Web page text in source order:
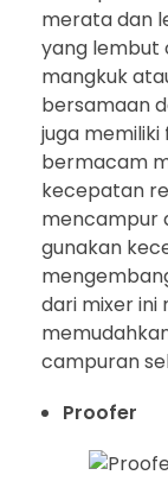
merata dan
yang lembut
mangkuk
bersamaan
juga
bermacam
kecepatan
mencampur
gunakan
dari mixer ini
campuran
Proofer